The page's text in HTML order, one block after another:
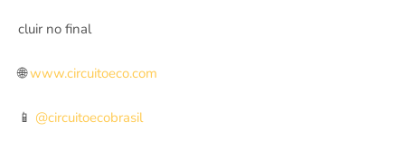
cluir no final
🌐www.circuitoeco.com
📱 @circuitoecobrasil